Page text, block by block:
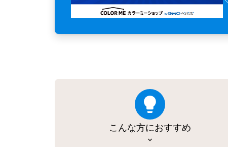
こんな方におすすめ